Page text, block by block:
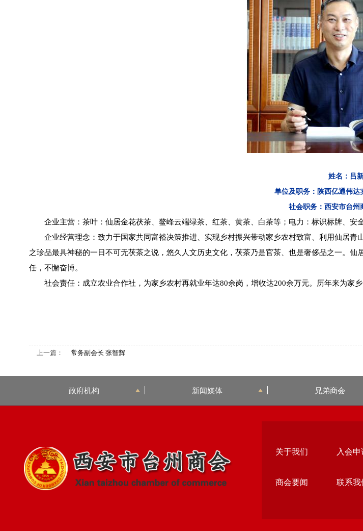
姓名：吕
单位及职务： 陕西亿通伟达
社会职务：西安市台州
企业主营：茶叶：仙居金花茯茶、鳌峰云端绿茶、红茶、黄茶、白茶等；电力：标识标牌、安
企业经营理念：致力于国家共同富裕决策推进、实现乡村振兴带动家乡农村致富、利用仙居
之珍品最具神秘的一日不可无茯茶之说，悠久人文历史文化，茯茶乃是官茶、也是奢侈品之一。
任，不懈奋博。
社会责任：成立农业合作社，为家乡农村再就业年达80余岗，增收达200余万元。历年来为家
上一篇： 常务副会长 张智辉
政府机构 新闻媒体 兄弟商会
关于我们 入会申
商会要闻 联系我